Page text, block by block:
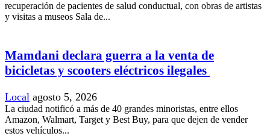
recuperación de pacientes de salud conductual, con obras de artistas
y visitas a museos Sala de...
Mamdani declara guerra a la venta de
bicicletas y scooters eléctricos ilegales
Local agosto 5, 2026
La ciudad notificó a más de 40 grandes minoristas, entre ellos
Amazon, Walmart, Target y Best Buy, para que dejen de vender
estos vehículos...